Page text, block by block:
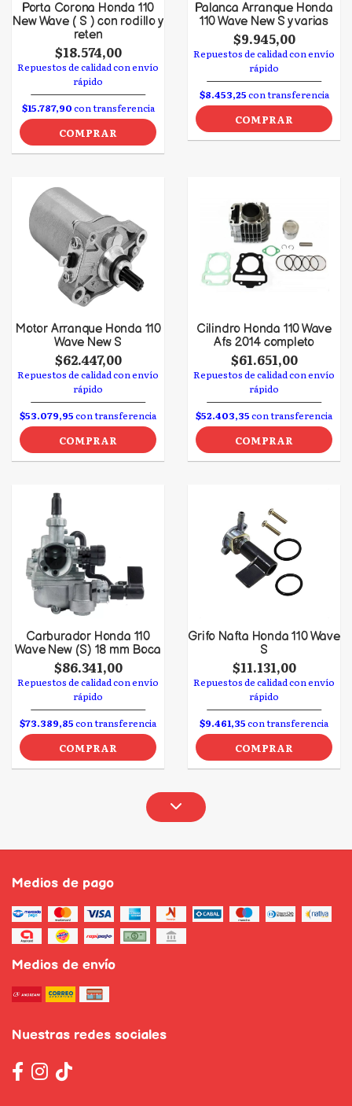
Porta Corona Honda 110
New Wave ( S ) con rodillo y
reten
$18.574,00
Repuestos de calidad con envío
rápido
$15.787,90con transferencia
COMPRAR
Palanca Arranque Honda
110 Wave New S y varias
$9.945,00
Repuestos de calidad con envío
rápido
$8.453,25con transferencia
COMPRAR
Motor Arranque Honda 110
Wave New S
$62.447,00
Repuestos de calidad con envío
rápido
$53.079,95con transferencia
COMPRAR
Cilindro Honda 110 Wave
Afs 2014 completo
$61.651,00
Repuestos de calidad con envío
rápido
$52.403,35con transferencia
COMPRAR
Carburador Honda 110
Wave New (S) 18 mm Boca
$86.341,00
Repuestos de calidad con envío
rápido
$73.389,85con transferencia
COMPRAR
Grifo Nafta Honda 110 Wave
S
$11.131,00
Repuestos de calidad con envío
rápido
$9.461,35con transferencia
COMPRAR
Medios de pago
Medios de envío
Nuestras redes sociales